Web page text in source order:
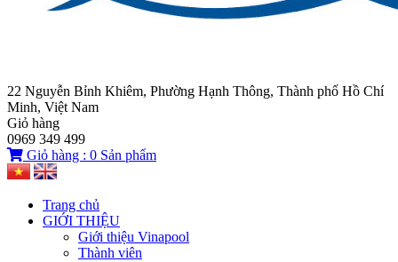
22 Nguyễn Bỉnh Khiêm, Phường Hạnh Thông, Thành phố Hồ Chí
Minh, Việt Nam
Giỏ hàng
0969 349 499
Giỏ hàng : 0 Sản phẩm
Trang chủ
GIỚI THIỆU
Giới thiệu Vinapool
Thành viên